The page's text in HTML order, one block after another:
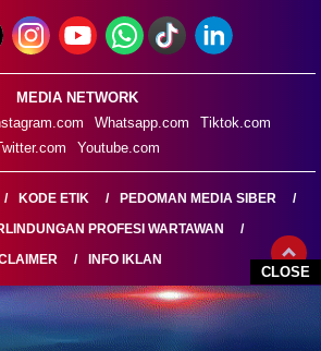
CLOSE
MEDIA NETWORK
Whatsapp.com
Tiktok.com
Youtube.com
KODE ETIK
PEDOMAN MEDIA SIBER
PROFESI WARTAWAN
INFO IKLAN
LENSARAKYAT.COM@2026